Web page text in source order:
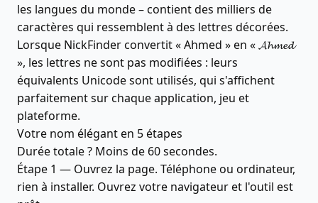
les langues du monde – contient des milliers de
caractères qui ressemblent à des lettres décorées.
Lorsque NickFinder convertit « Ahmed » en « 𝓐𝓱𝓶𝓮𝓭
», les lettres ne sont pas modifiées : leurs
équivalents Unicode sont utilisés, qui s'affichent
parfaitement sur chaque application, jeu et
plateforme.
Votre nom élégant en 5 étapes
Durée totale ? Moins de 60 secondes.
Étape 1 — Ouvrez la page. Téléphone ou ordinateur,
rien à installer. Ouvrez votre navigateur et l'outil est